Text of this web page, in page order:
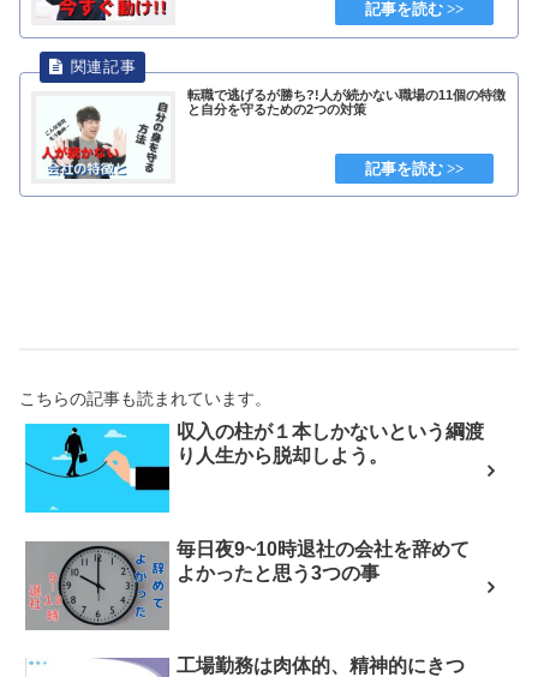
転職で逃げるが勝ち?!人が続かない職場の11個の特徴
と自分を守るための2つの対策
こちらの記事も読まれています。
収入の柱が１本しかないという綱渡
り人生から脱却しよう。
毎日夜9~10時退社の会社を辞めて
よかったと思う3つの事
工場勤務は肉体的、精神的にきつ